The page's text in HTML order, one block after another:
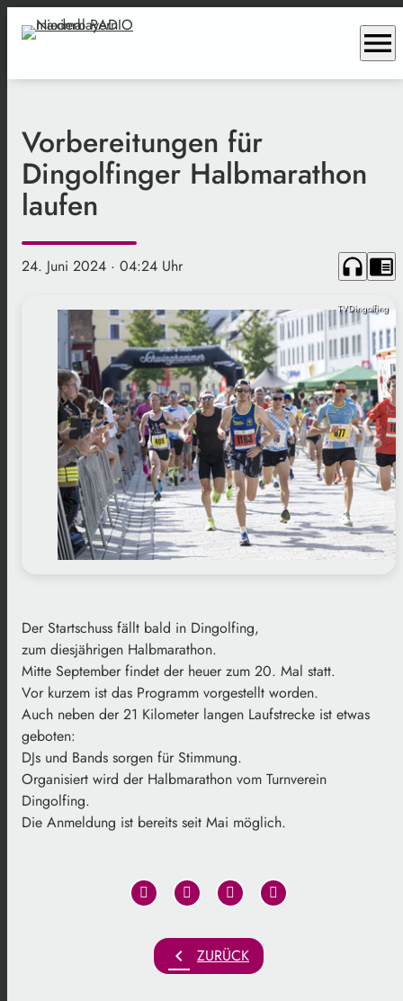
menu
Vorbereitungen für
Dingolfinger Halbmarathon
laufen
24. Juni 2024 · 04:24 Uhr headphones chrome_reader_mode
TVDingolfing
Der Startschuss fällt bald in Dingolfing,
zum diesjährigen Halbmarathon.
Mitte September findet der heuer zum 20. Mal statt.
Vor kurzem ist das Programm vorgestellt worden.
Auch neben der 21 Kilometer langen Laufstrecke ist etwas
geboten:
DJs und Bands sorgen für Stimmung.
Organisiert wird der Halbmarathon vom Turnverein
Dingolfing.
Die Anmeldung ist bereits seit Mai möglich.
chevron_left ZURÜCK